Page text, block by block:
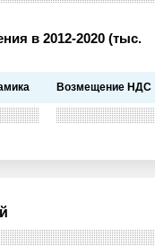
в 2012-2020 (тыс.
Возмещение НДС